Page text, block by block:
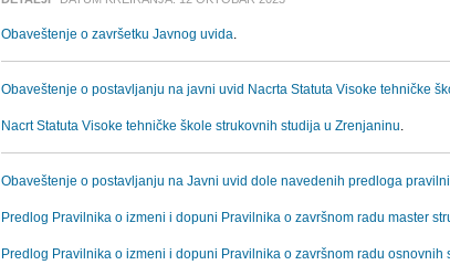
Obaveštenje o završetku Javnog uvida.
Obaveštenje o postavljanju na javni uvid Nacrta Statuta Visoke tehničke
Nacrt Statuta Visoke tehničke škole strukovnih studija u Zrenjaninu.
Obaveštenje o postavljanju na Javni uvid dole navedenih predloga
Predlog Pravilnika o izmeni i dopuni Pravilnika o završnom radu master
Predlog Pravilnika o izmeni i dopuni Pravilnika o završnom radu osnovnih